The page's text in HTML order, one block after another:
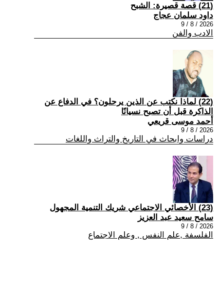
(21) قصة قصيرة: الشبح
داود سلمان عجاج
2026 / 8 / 9
الادب والفن
(22) لماذا نكتب عن الذين يرحلون؟ في الدفاع عن
الذاكرة قبل أن تصبح نسيانًا
أحمد موسى قريعي
2026 / 8 / 9
دراسات وابحاث في التاريخ والتراث واللغات
(23) الأخصائي الاجتماعي شريك التنمية المجهول
سامح سعيد عبد العزيز
2026 / 8 / 9
الفلسفة ,علم النفس , وعلم الاجتماع